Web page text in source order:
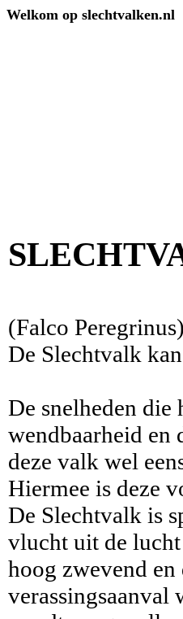
Welkom op slechtvalken.nl
(Falco Peregrinus)
De Slechtvalk
De snelheden
wendbaarheid en
deze valk wel
Hiermee is deze
De Slechtvalk is
vlucht uit de
hoog zwevend